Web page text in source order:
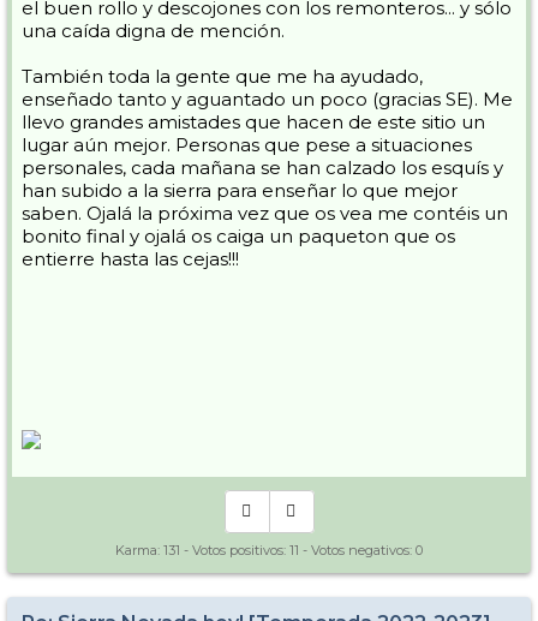
el buen rollo y descojones con los remonteros... y sólo
una caída digna de mención.
También toda la gente que me ha ayudado,
enseñado tanto y aguantado un poco (gracias SE). Me
llevo grandes amistades que hacen de este sitio un
lugar aún mejor. Personas que pese a situaciones
personales, cada mañana se han calzado los esquís y
han subido a la sierra para enseñar lo que mejor
saben. Ojalá la próxima vez que os vea me contéis un
bonito final y ojalá os caiga un paqueton que os
entierre hasta las cejas!!!
Karma: 131 - Votos positivos: 11 - Votos negativos: 0